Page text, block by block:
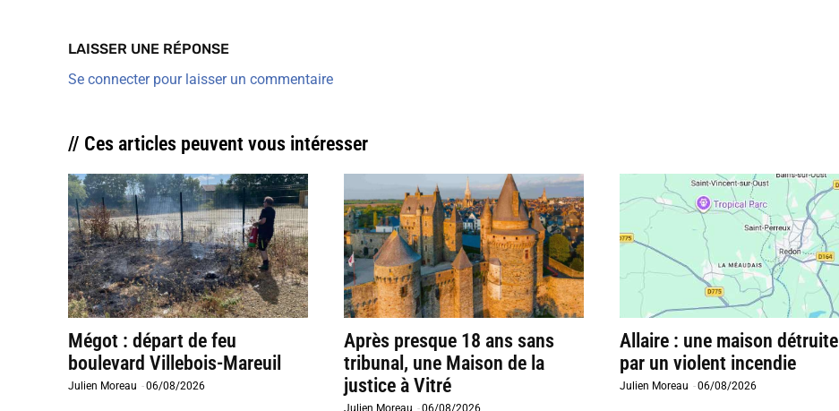
LAISSER UNE RÉPONSE
Se connecter pour laisser un commentaire
// Ces articles peuvent vous intéresser
Mégot : départ de feu
boulevard Villebois-Mareuil
Julien Moreau -06/08/2026
Après presque 18 ans sans
tribunal, une Maison de la
justice à Vitré
Julien Moreau -06/08/2026
Allaire : une maison détruite
par un violent incendie
Julien Moreau -06/08/2026